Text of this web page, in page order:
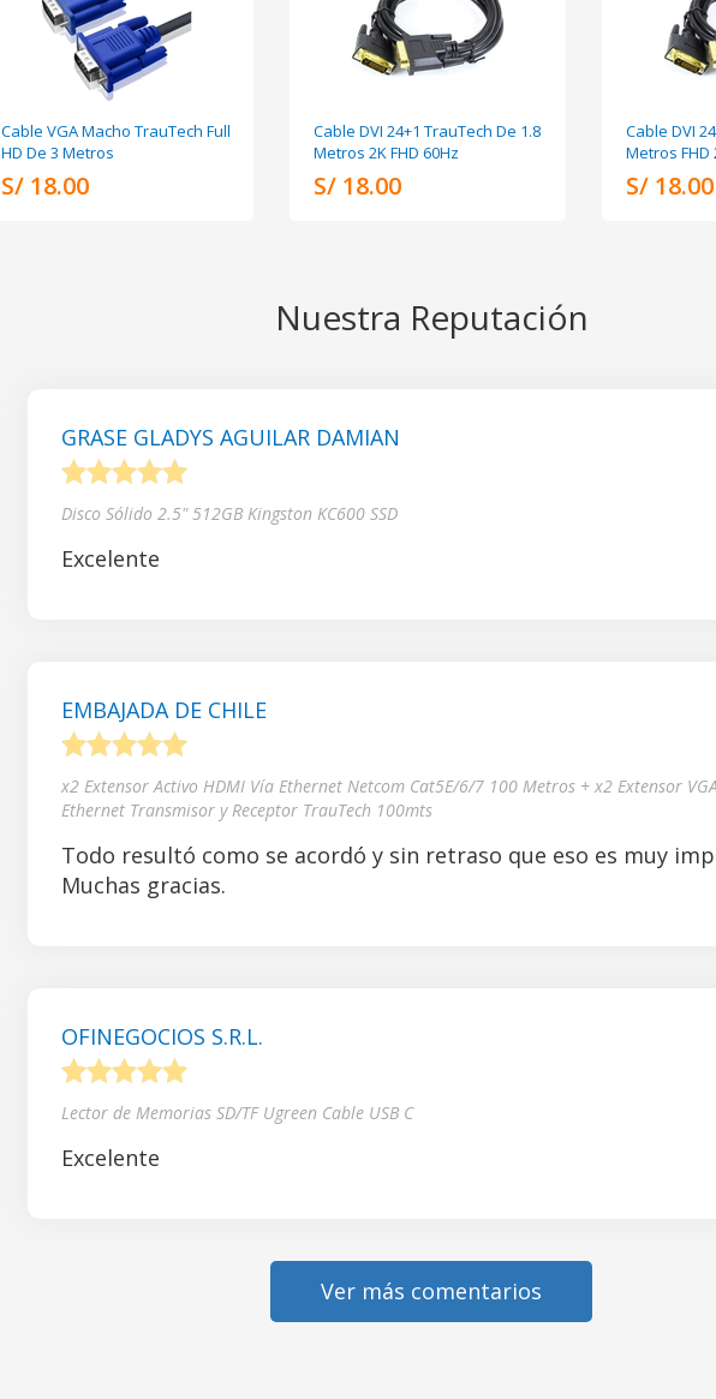
Cable VGA Macho TrauTech Full
HD De 3 Metros
S/ 18.00
Cable DVI 24+1 TrauTech De 1.8
Metros 2K FHD 60Hz
S/ 18.00
Cable DVI
Metros FHD
S/ 18.00
Nuestra Reputación
GRASE GLADYS AGUILAR DAMIAN
Disco Sólido 2.5" 512GB Kingston KC600 SSD
Excelente
EMBAJADA DE CHILE
x2 Extensor Activo HDMI Vía Ethernet Netcom Cat5E/6/7 100 Metros + x2 Extensor
Ethernet Transmisor y Receptor TrauTech 100mts
Todo resultó como se acordó y sin retraso que eso es muy
Muchas gracias.
OFINEGOCIOS S.R.L.
Lector de Memorias SD/TF Ugreen Cable USB C
Excelente
Ver más comentarios